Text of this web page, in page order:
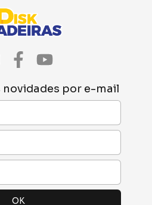
novidades por e-mail